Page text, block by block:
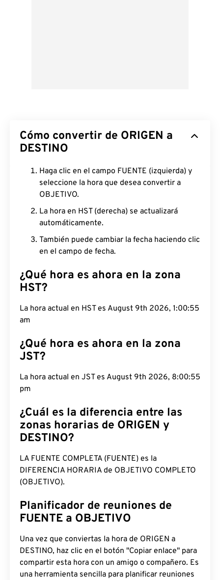
Cómo convertir de ORIGEN a
DESTINO
Haga clic en el campo FUENTE (izquierda) y
seleccione la hora que desea convertir a
OBJETIVO.
La hora en HST (derecha) se actualizará
automáticamente.
También puede cambiar la fecha haciendo clic
en el campo de fecha.
¿Qué hora es ahora en la zona
HST?
La hora actual en HST es August 9th 2026, 1:00:56
am
¿Qué hora es ahora en la zona
JST?
La hora actual en JST es August 9th 2026, 8:00:56
pm
¿Cuál es la diferencia entre las
zonas horarias de ORIGEN y
DESTINO?
LA FUENTE COMPLETA (FUENTE) es la
DIFERENCIA HORARIA de OBJETIVO COMPLETO
(OBJETIVO).
Planificador de reuniones de
FUENTE a OBJETIVO
Una vez que conviertas la hora de ORIGEN a
DESTINO, haz clic en el botón "Copiar enlace" para
compartir esta hora con un amigo o compañero. Es
una herramienta sencilla para planificar reuniones